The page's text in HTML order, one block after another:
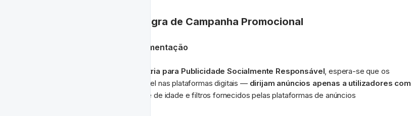
Exemplo real de uma Regra de Campanha Promocional
Restrições de Idade e Segmentação
Código da Indústria para Publicidade Socialmente Responsável, espera-se que os
operadores — sempre que possível nas plataformas digitais — dirijam anúncios apenas a utilizadores com
e usem controle de idade e filtros fornecidos pelas plataformas de anúncios